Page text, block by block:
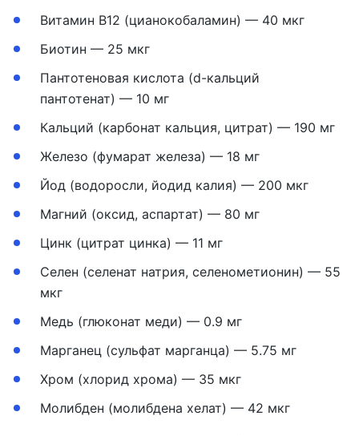
Витамин В12 (цианокобаламин) — 40 мкг
Биотин — 25 мкг
Пантотеновая кислота (d-кальций
пантотенат) — 10 мг
Кальций (карбонат кальция, цитрат) — 190 мг
Железо (фумарат железа) — 18 мг
Йод (водоросли, йодид калия) — 200 мкг
Магний (оксид, аспартат) — 80 мг
Цинк (цитрат цинка) — 11 мг
Селен (селенат натрия, селенометионин) — 55
мкг
Медь (глюконат меди) — 0.9 мг
Марганец (сульфат марганца) — 5.75 мг
Хром (хлорид хрома) — 35 мкг
Молибден (молибдена хелат) — 42 мкг